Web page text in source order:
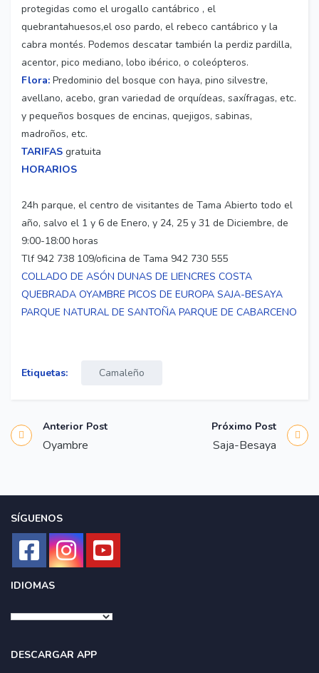
protegidas como el urogallo cantábrico , el
quebrantahuesos,el oso pardo, el rebeco cantábrico y la
cabra montés. Podemos descatar también la perdiz pardilla,
acentor, pico mediano, lobo ibérico, o coleópteros.
Flora: Predominio del bosque con haya, pino silvestre,
avellano, acebo, gran variedad de orquídeas, saxífragas, etc.
y pequeños bosques de encinas, quejigos, sabinas,
madroños, etc.
TARIFAS gratuita
HORARIOS
24h parque, el centro de visitantes de Tama Abierto todo el
año, salvo el 1 y 6 de Enero, y 24, 25 y 31 de Diciembre, de
9:00-18:00 horas
Tlf 942 738 109/oficina de Tama 942 730 555
COLLADO DE ASÓN DUNAS DE LIENCRES COSTA
QUEBRADA OYAMBRE PICOS DE EUROPA SAJA-BESAYA
PARQUE NATURAL DE SANTOÑA PARQUE DE CABARCENO
Etiquetas: Camaleño
Anterior Post
Oyambre
Próximo Post
Saja-Besaya
SÍGUENOS
IDIOMAS
DESCARGAR APP